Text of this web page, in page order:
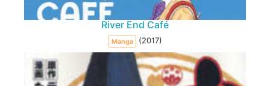
River End Café
Manga (2017)